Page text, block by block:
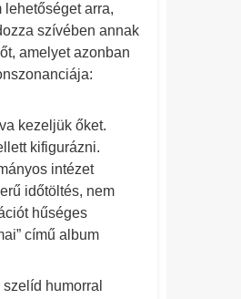
lehetőséget arra,
szívében annak
amelyet azonban
kezeljük őket.
kifigurázni.
intézet
időtöltés, nem
hűséges
című album
humorral